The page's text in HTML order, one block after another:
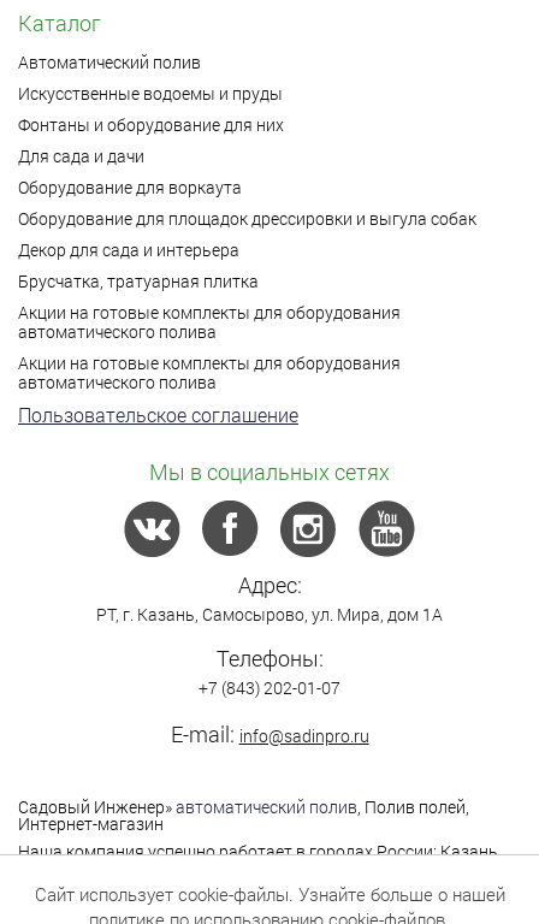
Каталог
Автоматический полив
Искусственные водоемы и пруды
Фонтаны и оборудование для них
Для сада и дачи
Оборудование для воркаута
Оборудование для площадок дрессировки и выгула собак
Декор для сада и интерьера
Брусчатка, тратуарная плитка
Акции на готовые комплекты для оборудования
автоматического полива
Акции на готовые комплекты для оборудования
автоматического полива
Пользовательское соглашение
Мы в социальных сетях
Адрес:
РТ, г. Казань, Самосырово, ул. Мира, дом 1А
Телефоны:
+7 (843) 202-01-07
E-mail: info@sadinpro.ru
Садовый Инженер»автоматический полив, Полив полей,
Интернет-магазин
Наша компания успешно работает в городах России: Казань,
Владимир,Ярославль, Самара, Саратов, Уфа, Чебоксары,
Йошкар-Ола, Екатеринбург, Оренбург, Пермь,Саратов,
Сайт использует cookie-файлы. Узнайте больше о нашей
политике по использованию cookie-файлов